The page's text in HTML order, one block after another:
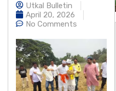
Utkal Bulletin
April 20, 2026
No Comments